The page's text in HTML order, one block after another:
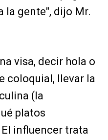
la gente", dijo Mr.
visa, decir hola o
coloquial, llevar la
(la
platos
influencer trata